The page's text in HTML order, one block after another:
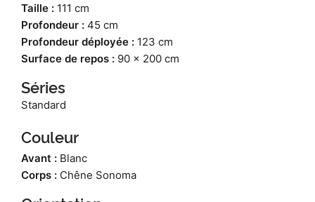
Taille : 111 cm
Profondeur : 45 cm
Profondeur déployée : 123 cm
Surface de repos : 90 x 200 cm
Séries
Standard
Couleur
Avant : Blanc
Corps : Chêne Sonoma